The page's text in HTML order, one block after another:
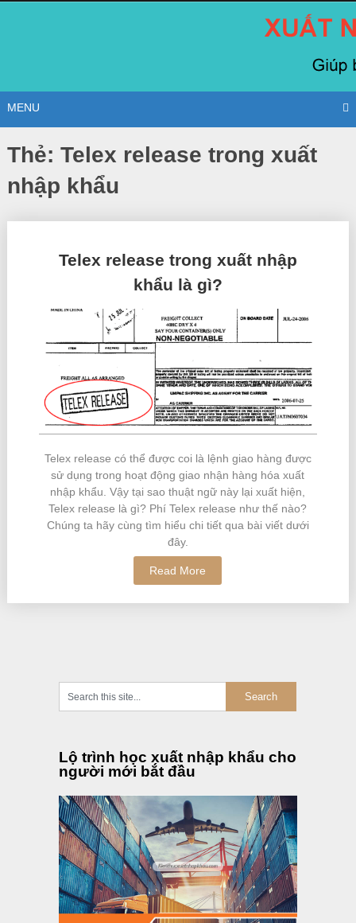
MENU
Thẻ: Telex release trong xuất
nhập khẩu
Telex release trong xuất nhập
khẩu là gì?
Telex release có thể được coi là lệnh giao hàng được
sử dụng trong hoạt động giao nhận hàng hóa xuất
nhập khẩu. Vậy tại sao thuật ngữ này lại xuất hiện,
Telex release là gì? Phí Telex release như thế nào?
Chúng ta hãy cùng tìm hiểu chi tiết qua bài viết dưới
đây.
Read More
navigation
Lộ trình học xuất nhập khẩu cho
người mới bắt đầu